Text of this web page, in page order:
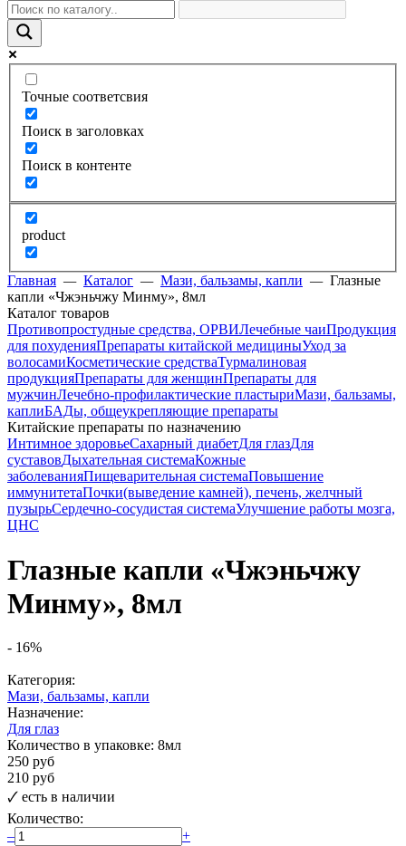
Точные соответсвия
Поиск в заголовках
Поиск в контенте
product
Главная — Каталог — Мази, бальзамы, капли — Глазные
капли «Чжэньчжу Минму», 8мл
Каталог товаров
Противопростудные средства, ОРВИЛечебные чаиПродукция
для похуденияПрепараты китайской медициныУход за
волосамиКосметические средстваТурмалиновая
продукцияПрепараты для женщинПрепараты для
мужчинЛечебно-профилактические пластыриМази, бальзамы,
каплиБАДы, общеукрепляющие препараты
Китайские препараты по назначению
Интимное здоровьеCахарный диабетДля глазДля
суставовДыхательная системаКожные
заболеванияПищеварительная системаПовышение
иммунитетаПочки(выведение камней), печень, желчный
пузырьСердечно-сосудистая системаУлучшение работы мозга,
ЦНС
Глазные капли «Чжэньчжу
Минму», 8мл
- 16%
Категория:
Мази, бальзамы, капли
Назначение:
Для глаз
Количество в упаковке: 8мл
250 руб
210 руб
🗸 есть в наличии
Количество:
–
+